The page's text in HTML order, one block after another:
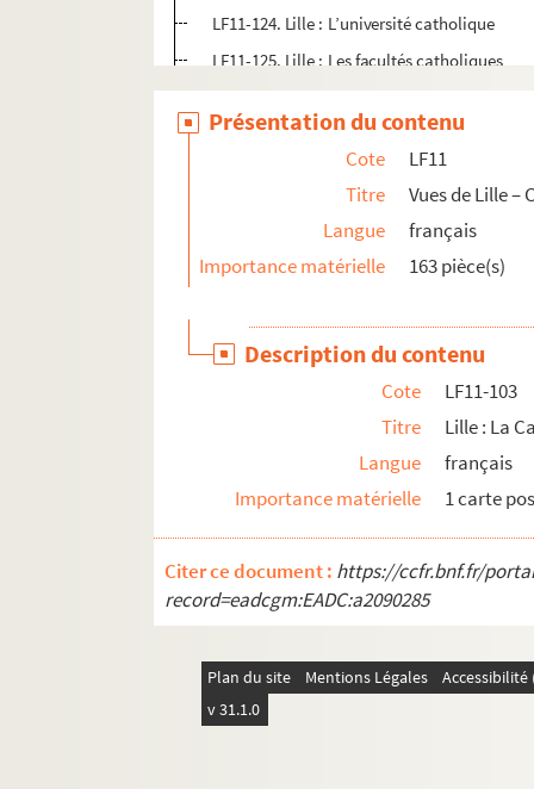
LF11-124. Lille : L’université catholique
LF11-125. Lille : Les facultés catholiques
LF11-126. Lille : La faculté de droit et lettres
LF11-127. Lille : La faculté des sciences
LF11-128. Lille : Les facultés catholiques
LF11-129. Lille : L’institut industriel
LF11-130. Lille : L’école des arts et métiers
LF11-131. Lille : L’école des arts et métiers
LF11-133. Lille : L’institut Pasteur
LF11-134. Lille : L’école Franklin
LF11-135. Lille : Le conservatoire
LF11-136. Lille : Le monument Pasteur
LF11-137. Lille : Le monument de Testelin
LF11-138. Lille : Le monument Pasteur
LF11-139. Lille : Place Richebé, le
LF11-140. Lille : La déesse
LF11-142. Lille : La fontaine Vallon
LF11-143. Lille : Le monument Testelin
Présentation du contenu
Cote
LF11
Titre
Vues de Lille –
Langue
français
Importance matérielle
163 pièce(s)
Description du contenu
Cote
LF11-103
Titre
Lille : La
Langue
français
Importance matérielle
1 carte
Citer ce document : https://ccfr.bnf.fr/
record=eadcgm:EADC:a2090285
Plan du site Mentions Légales
v 31.1.0